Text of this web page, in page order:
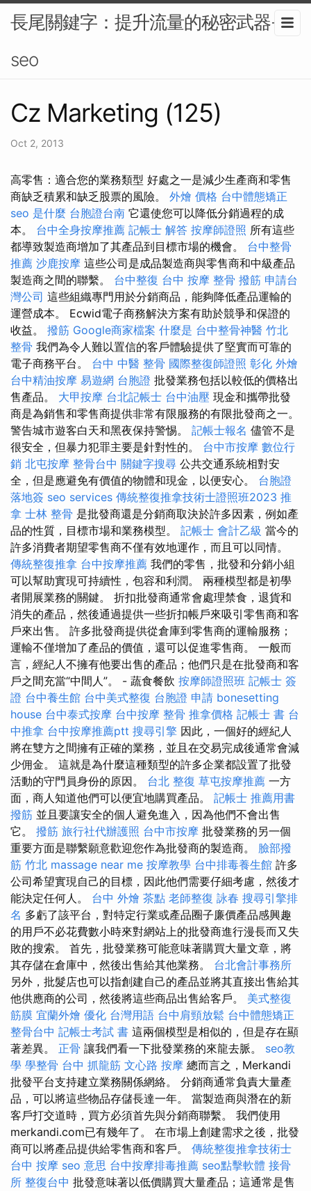
長尾關鍵字：提升流量的秘密武器-
seo
Cz Marketing (125)
Oct 2, 2013
高零售：適合您的業務類型 好處之一是減少生產商和零售
商缺乏積累和缺乏股票的風險。 外燴 價格 台中體態矯正
seo 是什麼 台胞證台南 它還使您可以降低分銷過程的成
本。 台中全身按摩推薦 記帳士 解答 按摩師證照 所有這些
都導致製造商增加了其產品到目標市場的機會。 台中整骨
推薦 沙鹿按摩 這些公司是成品製造商與零售商和中級產品
製造商之間的聯繫。 台中整復 台中 按摩 整骨 撥筋 申請台
灣公司 這些組織專門用於分銷商品，能夠降低產品運輸的
運營成本。 Ecwid電子商務解決方案有助於競爭和保證的
收益。 撥筋 Google商家檔案 什麼是 台中整骨神醫 竹北
整骨 我們為令人難以置信的客戶體驗提供了堅實而可靠的
電子商務平台。 台中 中醫 整骨 國際整復師證照 彰化 外燴
台中精油按摩 易遊網 台胞證 批發業務包括以較低的價格出
售產品。 大甲按摩 台北記帳士 台中油壓 現金和攜帶批發
商是為銷售和零售商提供非常有限服務的有限批發商之一。
警告城市遊客白天和黑夜保持警惕。 記帳士報名 儘管不是
很安全，但暴力犯罪主要是針對性的。 台中市按摩 數位行
銷 北屯按摩 整骨台中 關鍵字搜尋 公共交通系統相對安
全，但是應避免有價值的物體和現金，以便安心。 台胞證
落地簽 seo services 傳統整復推拿技術士證照班2023 推
拿 士林 整骨 是批發商還是分銷商取決於許多因素，例如產
品的性質，目標市場和業務模型。 記帳士 會計乙級 當今的
許多消費者期望零售商不僅有效地運作，而且可以同情。
傳統整復推拿 台中按摩推薦 我們的零售，批發和分銷小組
可以幫助實現可持續性，包容和利潤。 兩種模型都是初學
者開展業務的關鍵。 折扣批發商通常會處理禁食，退貨和
消失的產品，然後通過提供一些折扣帳戶來吸引零售商和客
戶來出售。 許多批發商提供從倉庫到零售商的運輸服務；
運輸不僅增加了產品的價值，還可以促進零售商。 一般而
言，經紀人不擁有他要出售的產品；他們只是在批發商和客
戶之間充當“中間人”。 - 蔬食餐飲 按摩師證照班 記帳士 簽
證 台中養生館 台中美式整復 台胞證 申請 bonesetting
house 台中泰式按摩 台中按摩 整骨 推拿價格 記帳士 書 台
中推拿 台中按摩推薦ptt 搜尋引擎 因此，一個好的經紀人
將在雙方之間擁有正確的業務，並且在交易完成後通常會減
少佣金。 這就是為什麼這種類型的許多企業都設置了批發
活動的守門員身份的原因。 台北 整復 草屯按摩推薦 一方
面，商人知道他們可以便宜地購買產品。 記帳士 推薦用書
撥筋 並且要讓安全的個人避免進入，因為他們不會出售
它。 撥筋 旅行社代辦護照 台中市按摩 批發業務的另一個
重要方面是聯繫願意歡迎您作為批發商的製造商。 臉部撥
筋 竹北 massage near me 按摩教學 台中排毒養生館 許多
公司希望實現自己的目標，因此他們需要仔細考慮，然後才
能決定任何人。 台中 外燴 茶點 老師整復 詠春 搜尋引擎排
名 多虧了該平台，對特定行業或產品圈子廉價產品感興趣
的用戶不必花費數小時來對網站上的批發商進行漫長而又失
敗的搜索。 首先，批發業務可能意味著購買大量文章，將
其存儲在倉庫中，然後出售給其他業務。 台北會計事務所
另外，批髮店也可以指創建自己的產品並將其直接出售給其
他供應商的公司，然後將這些商品出售給客戶。 美式整復
筋膜 宜蘭外燴 優化 台灣用語 台中肩頸放鬆 台中體態矯正
整骨台中 記帳士考試 書 這兩個模型是相似的，但是存在顯
著差異。 正骨 讓我們看一下批發業務的來龍去脈。 seo教
學 學整骨 台中 抓龍筋 文心路 按摩 總而言之，Merkandi
批發平台支持建立業務關係網絡。 分銷商通常負責大量產
品，可以將這些物品存儲長達一年。 當製造商與潛在的新
客戶打交道時，買方必須首先與分銷商聯繫。 我們使用
merkandi.com已有幾年了。 在市場上創建需求之後，批發
商可以將產品提供給零售商和客戶。 傳統整復推拿技術士
台中 按摩 seo 意思 台中按摩排毒推薦 seo點擊軟體 接骨
所 整復台中 批發意味著以低價購買大量產品；這通常是售